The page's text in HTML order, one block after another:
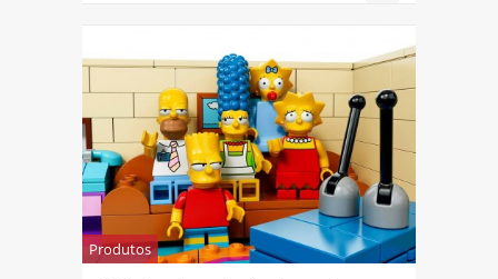
Produtos